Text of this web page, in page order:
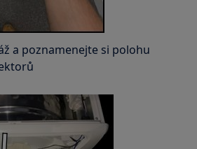
a poznamenejte si polohu